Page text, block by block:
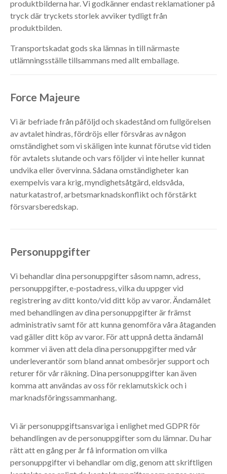
produktbilderna har. Vi godkänner endast reklamationer på
tryck där tryckets storlek avviker tydligt från
produktbilden.
Transportskadat gods ska lämnas in till närmaste
utlämningsställe tillsammans med allt emballage.
Force Majeure
Vi är befriade från påföljd och skadestånd om fullgörelsen
av avtalet hindras, fördröjs eller försvåras av någon
omständighet som vi skäligen inte kunnat förutse vid tiden
för avtalets slutande och vars följder vi inte heller kunnat
undvika eller övervinna. Sådana omständigheter kan
exempelvis vara krig, myndighetsåtgärd, eldsvåda,
naturkatastrof, arbetsmarknadskonflikt och förstärkt
försvarsberedskap.
Personuppgifter
Vi behandlar dina personuppgifter såsom namn, adress,
personuppgifter, e-postadress, vilka du uppger vid
registrering av ditt konto/vid ditt köp av varor. Ändamålet
med behandlingen av dina personuppgifter är främst
administrativ samt för att kunna genomföra våra åtaganden
vad gäller ditt köp av varor. För att uppnå detta ändamål
kommer vi även att dela dina personuppgifter med vår
underleverantör som bland annat ombesörjer support och
returer för vår räkning. Dina personuppgifter kan även
komma att användas av oss för reklamutskick och i
marknadsföringssammanhang.
Vi är personuppgiftsansvariga i enlighet med GDPR för
behandlingen av de personuppgifter som du lämnar. Du har
rätt att en gång per år få information om vilka
personuppgifter vi behandlar om dig, genom att skriftligen